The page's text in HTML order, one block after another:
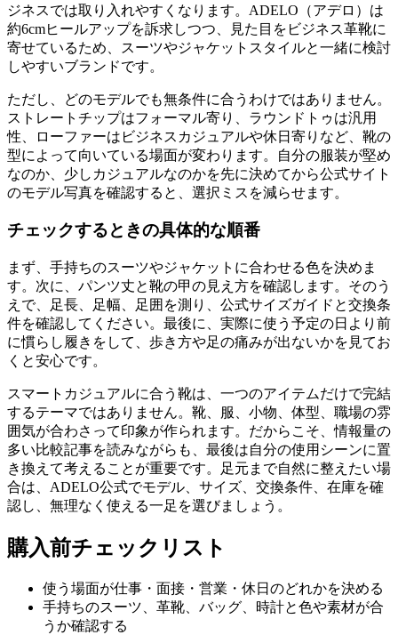
ジネスでは取り入れやすくなります。ADELO（アデロ）は
約6cmヒールアップを訴求しつつ、見た目をビジネス革靴に
寄せているため、スーツやジャケットスタイルと一緒に検討
しやすいブランドです。
ただし、どのモデルでも無条件に合うわけではありません。
ストレートチップはフォーマル寄り、ラウンドトゥは汎用
性、ローファーはビジネスカジュアルや休日寄りなど、靴の
型によって向いている場面が変わります。自分の服装が堅め
なのか、少しカジュアルなのかを先に決めてから公式サイト
のモデル写真を確認すると、選択ミスを減らせます。
チェックするときの具体的な順番
まず、手持ちのスーツやジャケットに合わせる色を決めま
す。次に、パンツ丈と靴の甲の見え方を確認します。そのう
えで、足長、足幅、足囲を測り、公式サイズガイドと交換条
件を確認してください。最後に、実際に使う予定の日より前
に慣らし履きをして、歩き方や足の痛みが出ないかを見てお
くと安心です。
スマートカジュアルに合う靴は、一つのアイテムだけで完結
するテーマではありません。靴、服、小物、体型、職場の雰
囲気が合わさって印象が作られます。だからこそ、情報量の
多い比較記事を読みながらも、最後は自分の使用シーンに置
き換えて考えることが重要です。足元まで自然に整えたい場
合は、ADELO公式でモデル、サイズ、交換条件、在庫を確
認し、無理なく使える一足を選びましょう。
購入前チェックリスト
使う場面が仕事・面接・営業・休日のどれかを決める
手持ちのスーツ、革靴、バッグ、時計と色や素材が合
うか確認する